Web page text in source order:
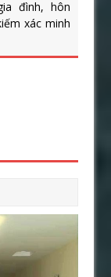
đình, hôn
xác minh